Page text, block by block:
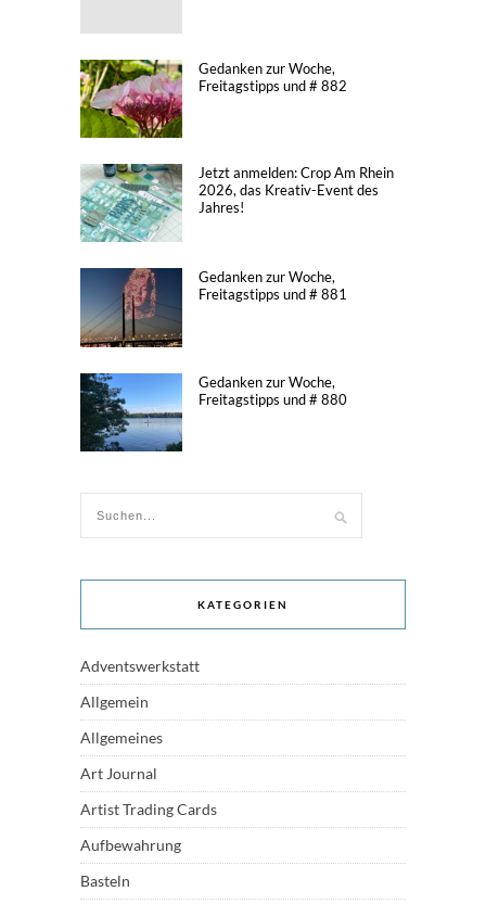
Gedanken zur Woche,
Freitagstipps und # 882
Jetzt anmelden: Crop Am Rhein
2026, das Kreativ-Event des
Jahres!
Gedanken zur Woche,
Freitagstipps und # 881
Gedanken zur Woche,
Freitagstipps und # 880
KATEGORIEN
Adventswerkstatt
Allgemein
Allgemeines
Art Journal
Artist Trading Cards
Aufbewahrung
Basteln